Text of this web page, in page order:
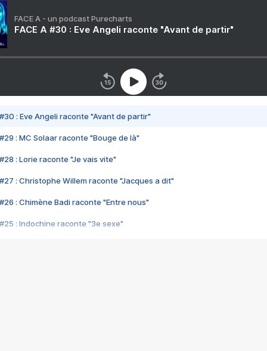
FACE A - un podcast Purecharts
FACE A #30 : Eve Angeli raconte "Avant de partir"
#30 : Eve Angeli raconte "Avant de partir"
#29 : MC Solaar raconte "Bouge de là"
#28 : Lorie raconte "Je vais vite"
#27 : Christophe Willem raconte "Jacques a dit"
#26 : Chimène Badi raconte "Entre nous"
#25 : Indochine raconte "3e sexe"